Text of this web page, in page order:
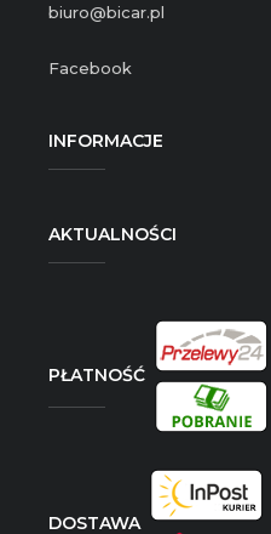
biuro@bicar.pl
Facebook
INFORMACJE
AKTUALNOŚCI
PŁATNOŚĆ
DOSTAWA